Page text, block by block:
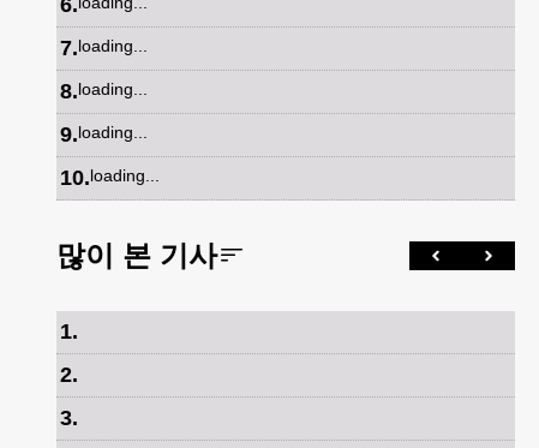
6.
7.loading...
8.loading...
9.loading...
10.loading...
많이 본 기사
1.
2.
3.